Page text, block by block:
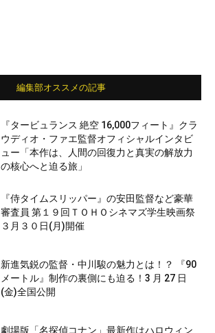
編集部オススメの記事
『タービュランス 絶空 16,000フィート』クラ
ウディオ・ファエ監督オフィシャルインタビ
ュー「本作は、人間の回復力と真実の解放力
の核心へと迫る旅」
『侍タイムスリッパー』の安田監督など豪華
審査員 第１９回ＴＯＨＯシネマズ学生映画祭
３月３０日(月)開催
新進気鋭の監督・中川駿の魅力とは！？ 『90
メートル』制作の裏側にも迫る！3 月 27 日
(金)全国公開
劇場版「名探偵コナン」最新作はハロウィン